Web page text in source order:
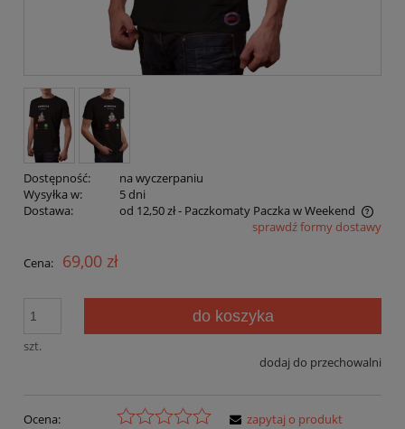
Dostępność:
na wyczerpaniu
Wysyłka w:
5 dni
Dostawa:
od 12,50 zł- Paczkomaty Paczka w Weekend
Cena nie zawiera ewentualnych kosztów płatnościsprawdź formy dostawy
Cena: 69,00 zł
szt.
do koszyka
dodaj do przechowalni
Ocena:
zapytaj o produkt